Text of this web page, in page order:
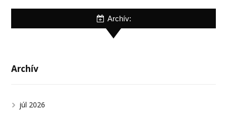
Archív:
Archív
júl 2026